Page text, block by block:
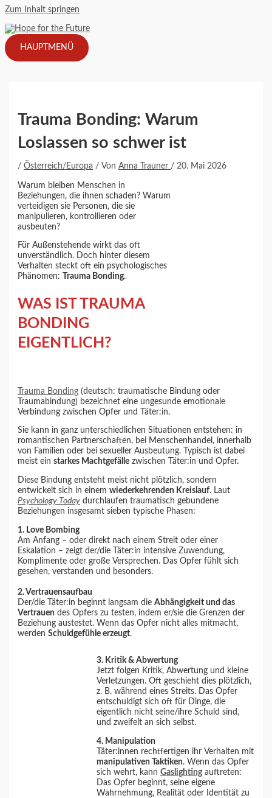
Zum Inhalt springen
HAUPTMENÜ
Trauma Bonding: Warum
Loslassen so schwer ist
/Österreich/Europa / VonAnna Trauner /20. Mai 2026
Warum bleiben Menschen in
Beziehungen, die ihnen schaden? Warum
verteidigen sie Personen, die sie
manipulieren, kontrollieren oder
ausbeuten?
Für Außenstehende wirkt das oft
unverständlich. Doch hinter diesem
Verhalten steckt oft ein psychologisches
Phänomen:
Trauma Bonding.
WAS IST TRAUMA
BONDING
EIGENTLICH?
Trauma Bonding (deutsch: traumatische Bindung oder
Traumabindung) bezeichnet eine ungesunde emotionale
Verbindung zwischen Opfer und Täter:in.
Sie kann in ganz unterschiedlichen Situationen entstehen: in
romantischen Partnerschaften, bei Menschenhandel, innerhalb
von Familien oder bei sexueller Ausbeutung. Typisch ist dabei
meist einstarkes Machtgefälle zwischen Täter:in und Opfer.
Diese Bindung entsteht meist nicht plötzlich, sondern
entwickelt sich in einemwiederkehrenden Kreislauf. Laut
Psychology Today durchlaufen traumatisch gebundene
Beziehungen insgesamt sieben typische Phasen:
1. Love Bombing
Am Anfang – oder direkt nach einem Streit oder einer
Eskalation – zeigt der/die Täter:in intensive Zuwendung,
Komplimente oder große Versprechen. Das Opfer fühlt sich
gesehen, verstanden und besonders.
2. Vertrauensaufbau
Der/die Täter:in beginnt langsam dieAbhängigkeit und das
Vertrauen des Opfers zu testen, indem er/sie die Grenzen der
Beziehung austestet. Wenn das Opfer nicht alles mitmacht,
werdenSchuldgefühle erzeugt.
3. Kritik & Abwertung
Jetzt folgen Kritik, Abwertung und kleine
Verletzungen. Oft geschieht dies plötzlich,
z. B. während eines Streits. Das Opfer
entschuldigt sich oft für Dinge, die
eigentlich nicht seine/ihre Schuld sind,
und zweifelt an sich selbst.
4. Manipulation
Täter:innen rechtfertigen ihr Verhalten mit
manipulativen Taktiken. Wenn das Opfer
sich wehrt, kann Gaslightingauftreten:
Das Opfer beginnt, seine eigene
Wahrnehmung, Realität oder Identität zu